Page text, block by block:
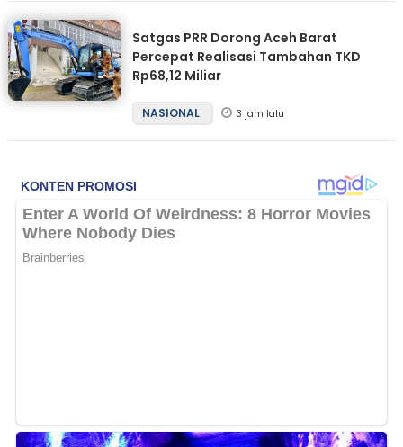
Satgas PRR Dorong Aceh Barat
Percepat Realisasi Tambahan TKD
Rp68,12 Miliar
NASIONAL 3 jam lalu